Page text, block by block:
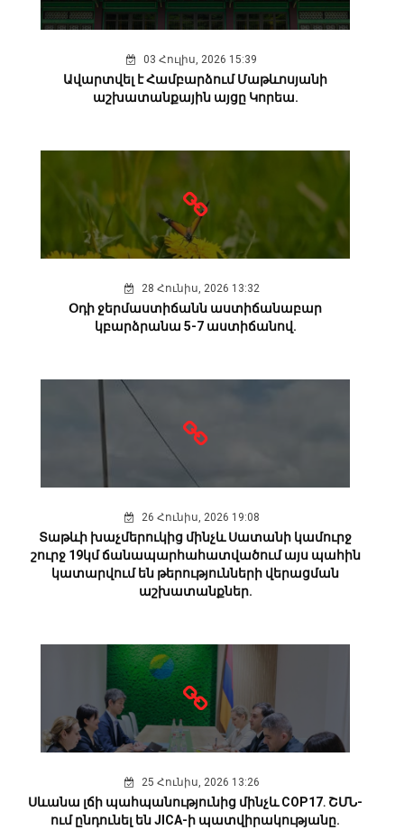
03 Հուլիս, 2026 15:39
Ավարտվել է Համբարձում Մաթևոսյանի
աշխատանքային այցը Կորեա.
28 Հունիս, 2026 13:32
Օդի ջերմաստիճանն աստիճանաբար
կբարձրանա 5-7 աստիճանով.
26 Հունիս, 2026 19:08
Տաթևի խաչմերուկից մինչև Սատանի կամուրջ
շուրջ 19կմ ճանապարհահատվածում այս պահին
կատարվում են թերությունների վերացման
աշխատանքներ.
25 Հունիս, 2026 13:26
Սևանա լճի պահպանությունից մինչև COP17․ ՇՄՆ-
ում ընդունել են JICA-ի պատվիրակությանը.